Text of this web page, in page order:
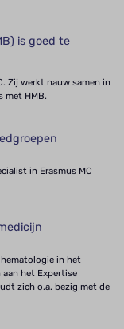
is goed te
Zij werkt nauw samen in
met HMB.
in Erasmus MC
in het
aan het Expertise
zich o.a. bezig met de